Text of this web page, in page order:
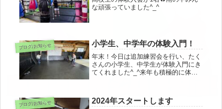
な頑張っていました^_^
ブログ/お知らせ 小学生、中学年の体験入門！
年末！今日は追加練習会を行い、たく
さんの小学生、中学生が体験入門にき
てくれました^_^来年も積極的に体
ブログ/お知らせ 2024年スタートします